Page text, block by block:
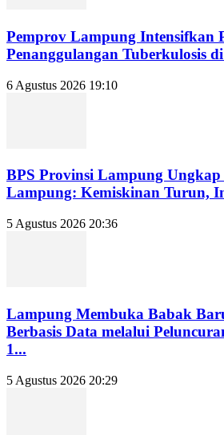
Pemprov Lampung Intensifkan
Penanggulangan Tuberkulosis
6 Agustus 2026 19:10
BPS Provinsi Lampung
Lampung: Kemiskinan Turun,
5 Agustus 2026 20:36
Lampung Membuka Babak
Berbasis Data melalui
1...
5 Agustus 2026 20:29